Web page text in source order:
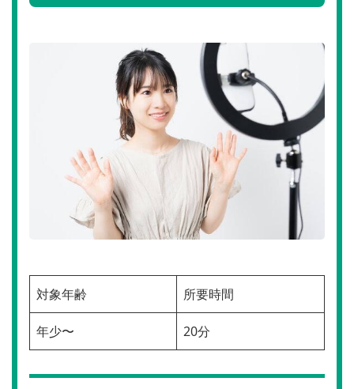
対象年齢 所要時間
年少〜 20分